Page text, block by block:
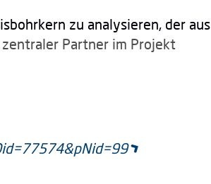
zu analysieren, der aus
zentraler Partner im Projekt